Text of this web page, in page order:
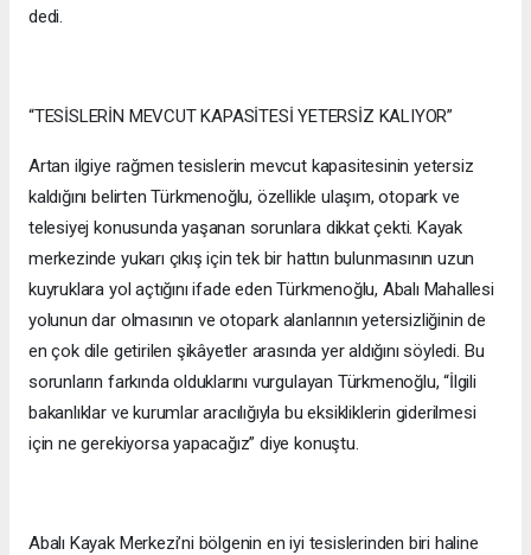
dedi.
“TESİSLERİN MEVCUT KAPASİTESİ YETERSİZ KALIYOR”
Artan ilgiye rağmen tesislerin mevcut kapasitesinin yetersiz
kaldığını belirten Türkmenoğlu, özellikle ulaşım, otopark ve
telesiyej konusunda yaşanan sorunlara dikkat çekti. Kayak
merkezinde yukarı çıkış için tek bir hattın bulunmasının uzun
kuyruklara yol açtığını ifade eden Türkmenoğlu, Abalı Mahallesi
yolunun dar olmasının ve otopark alanlarının yetersizliğinin de
en çok dile getirilen şikâyetler arasında yer aldığını söyledi. Bu
sorunların farkında olduklarını vurgulayan Türkmenoğlu, “İlgili
bakanlıklar ve kurumlar aracılığıyla bu eksikliklerin giderilmesi
için ne gerekiyorsa yapacağız” diye konuştu.
Abalı Kayak Merkezi’ni bölgenin en iyi tesislerinden biri haline